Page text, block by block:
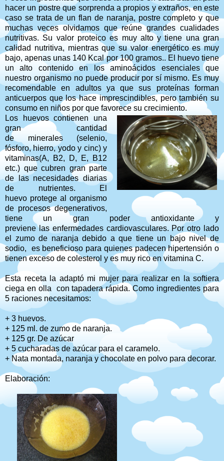
hacer un postre que sorprenda a propios y extraños, en este
caso se trata de un flan de naranja, postre completo y que
muchas veces olvidamos que reúne grandes cualidades
nutritivas. Su valor proteico es muy alto y tiene una gran
calidad nutritiva, mientras que su valor energético es muy
bajo, apenas unas 140 Kcal por 100 gramos.. El huevo tiene
un alto contenido en los aminoácidos esenciales que
nuestro organismo no puede producir por sí mismo. Es muy
recomendable en adultos ya que sus proteínas forman
anticuerpos que los hace imprescindibles, pero también su
consumo en niños por que favorece su crecimiento.
Los huevos contienen una
gran cantidad
de minerales (selenio,
fósforo, hierro, yodo y cinc) y
vitaminas(A, B2, D, E, B12
etc.) que cubren gran parte
de las necesidades diarias
de nutrientes. El
huevo protege al organismo
de procesos degenerativos,
tiene un gran poder antioxidante y
previene las enfermedades cardiovasculares. Por otro lado
el zumo de naranja debido a que tiene un bajo nivel de
sodio, es beneficioso para quienes padecen hipertensión o
tienen exceso de colesterol y es muy rico en vitamina C.
Esta receta la adaptó mi mujer para realizar en la softiera
ciega en olla con tapadera rápida. Como ingredientes para
5 raciones necesitamos:
+ 3 huevos.
+ 125 ml. de zumo de naranja.
+ 125 gr. De azúcar
+ 5 cucharadas de azúcar para el caramelo.
+ Nata montada, naranja y chocolate en polvo para decorar.
Elaboración: